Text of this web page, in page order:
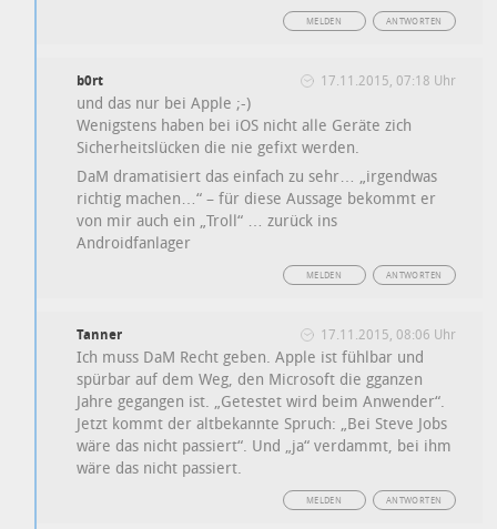
ANTWORTEN
MELDEN
b0rt 17.11.2015, 07:18 Uhr
und das nur bei Apple ;-)
Wenigstens haben bei iOS nicht alle Geräte zich
Sicherheitslücken die nie gefixt werden.
DaM dramatisiert das einfach zu sehr… „irgendwas
richtig machen…“ – für diese Aussage bekommt er
von mir auch ein „Troll“ … zurück ins
Androidfanlager
ANTWORTEN
MELDEN
Tanner 17.11.2015, 08:06 Uhr
Ich muss DaM Recht geben. Apple ist fühlbar und
spürbar auf dem Weg, den Microsoft die gganzen
Jahre gegangen ist. „Getestet wird beim Anwender“.
Jetzt kommt der altbekannte Spruch: „Bei Steve Jobs
wäre das nicht passiert“. Und „ja“ verdammt, bei ihm
wäre das nicht passiert.
ANTWORTEN
MELDEN